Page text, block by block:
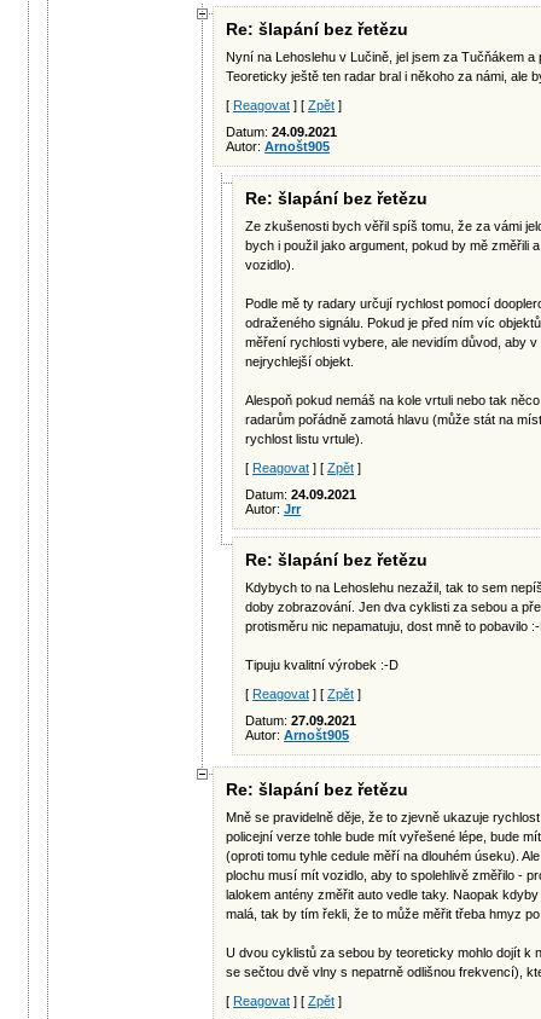
Re: šlapání bez řetězu
Nyní na Lehoslehu v Lučině, jel jsem za Tučňákem
Teoreticky ještě ten radar bral i někoho za námi, ale
[ Reagovat ] [ Zpět ]
Datum: 24.09.2021
Autor: Arnošt905
Re: šlapání bez řetězu
Ze zkušenosti bych věřil spíš tomu, že za vámi
bych i použil jako argument, pokud by mě změřili
vozidlo).
Podle mě ty radary určují rychlost pomocí
odraženého signálu. Pokud je před ním víc
měření rychlosti vybere, ale nevidím důvod, aby
nejrychlejší objekt.
Alespoň pokud nemáš na kole vrtuli nebo tak
radarům pořádně zamotá hlavu (může stát na
rychlost listu vrtule).
[ Reagovat ] [ Zpět ]
Datum: 24.09.2021
Autor: Jrr
Re: šlapání bez řetězu
Kdybych to na Lehoslehu nezažil, tak to sem
doby zobrazování. Jen dva cyklisti za sebou a
protisměru nic nepamatuju, dost mně to pobavilo
Tipuju kvalitní výrobek :-D
[ Reagovat ] [ Zpět ]
Datum: 27.09.2021
Autor: Arnošt905
Re: šlapání bez řetězu
Mně se pravidelně děje, že to zjevně ukazuje
policejní verze tohle bude mít vyřešené lépe, bude
(oproti tomu tyhle cedule měří na dlouhém úseku).
plochu musí mít vozidlo, aby to spolehlivě změřilo -
lalokem antény změřit auto vedle taky. Naopak
malá, tak by tím řekli, že to může měřit třeba hmyz
U dvou cyklistů za sebou by teoreticky mohlo dojít k
se sečtou dvě vlny s nepatrně odlišnou frekvencí),
[ Reagovat ] [ Zpět ]